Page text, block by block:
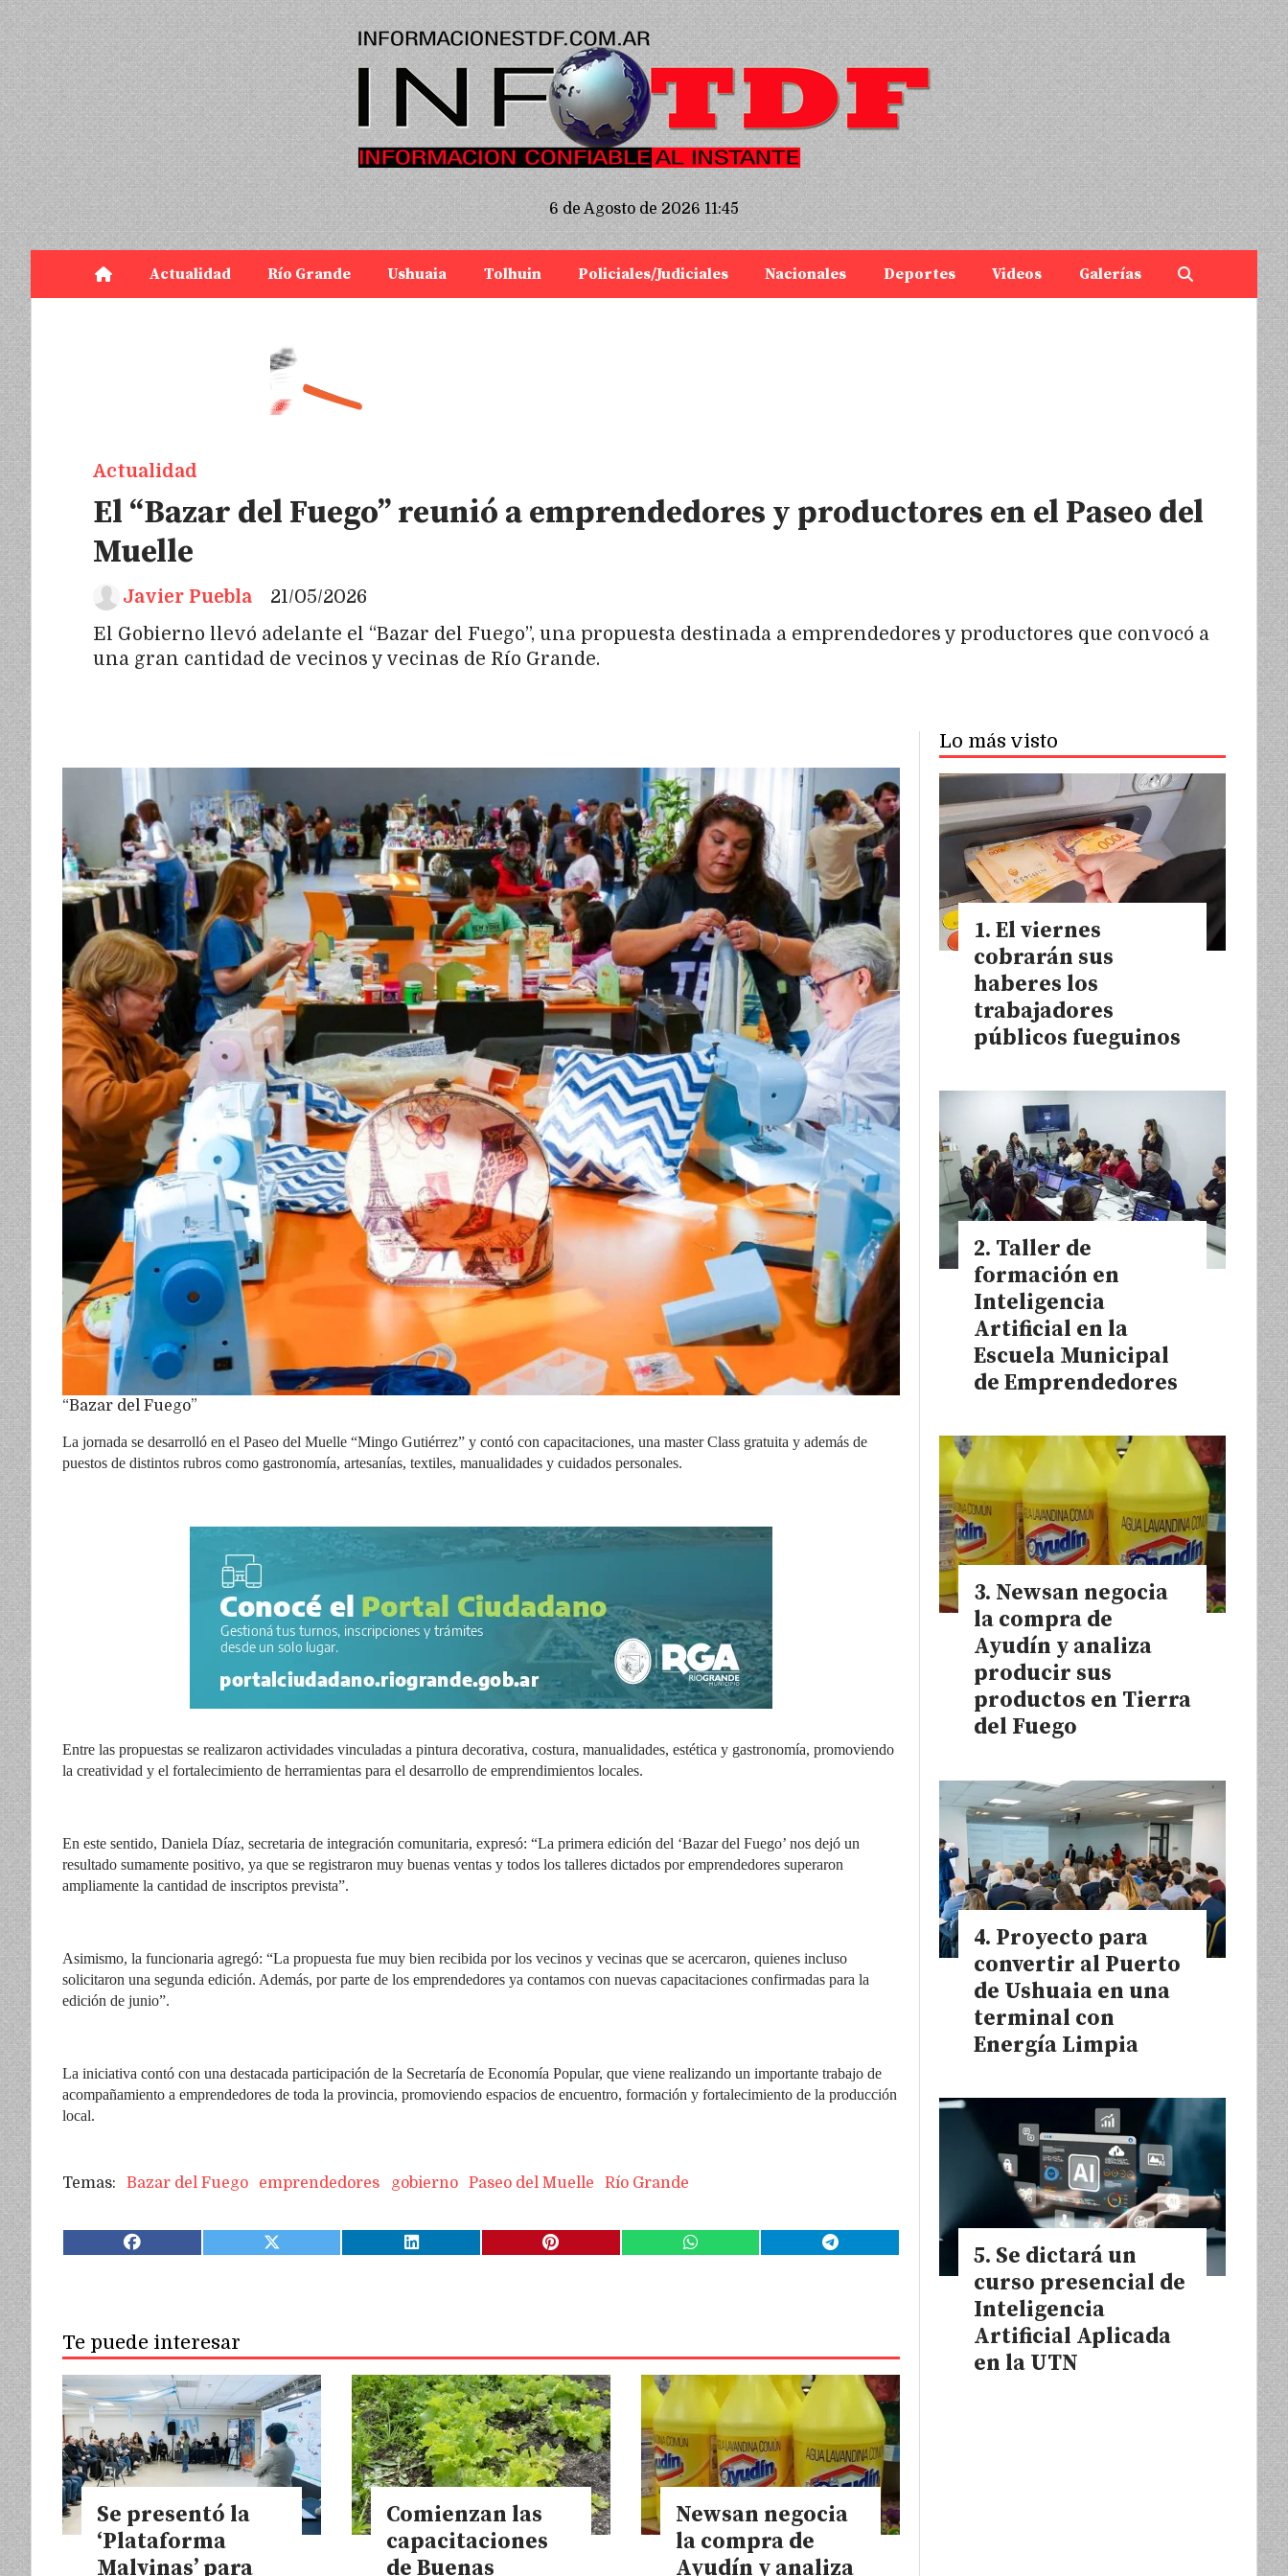
6 de Agosto de 2026 11:45
Actualidad Río Grande Ushuaia Tolhuin Policiales/Judiciales Nacionales Deportes Videos Galerías
El “Bazar del Fuego” reunió a emprendedores y productores en el Paseo del
Muelle
El Gobierno llevó adelante el “Bazar del Fuego”, una propuesta destinada a emprendedores y productores que convocó a
una gran cantidad de vecinos y vecinas de Río Grande.
Actualidad
21/05/2026
Javier Puebla
“Bazar del Fuego”
La jornada se desarrolló en el Paseo del Muelle “Mingo Gutiérrez” y contó con capacitaciones, una master Class gratuita y además de
puestos de distintos rubros como gastronomía, artesanías, textiles, manualidades y cuidados personales.
Entre las propuestas se realizaron actividades vinculadas a pintura decorativa, costura, manualidades, estética y gastronomía, promoviendo
la creatividad y el fortalecimiento de herramientas para el desarrollo de emprendimientos locales.
En este sentido, Daniela Díaz, secretaria de integración comunitaria, expresó: “La primera edición del ‘Bazar del Fuego’ nos dejó un
resultado sumamente positivo, ya que se registraron muy buenas ventas y todos los talleres dictados por emprendedores superaron
ampliamente la cantidad de inscriptos prevista”.
Asimismo, la funcionaria agregó: “La propuesta fue muy bien recibida por los vecinos y vecinas que se acercaron, quienes incluso
solicitaron una segunda edición. Además, por parte de los emprendedores ya contamos con nuevas capacitaciones confirmadas para la
edición de junio”.
La iniciativa contó con una destacada participación de la Secretaría de Economía Popular, que viene realizando un importante trabajo de
acompañamiento a emprendedores de toda la provincia, promoviendo espacios de encuentro, formación y fortalecimiento de la producción
local.
Bazar del Fuego emprendedores gobierno Paseo del Muelle Río Grande
Te puede interesar
Se presentó la
‘Plataforma
Malvinas’ para
Comienzan las
capacitaciones
de Buenas
Newsan negocia
la compra de
Ayudín y analiza
Lo más visto
El viernes
cobrarán sus
haberes los
trabajadores
públicos fueguinos
Taller de
formación en
Inteligencia
Artificial en la
Escuela Municipal
de Emprendedores
Newsan negocia
la compra de
Ayudín y analiza
producir sus
productos en Tierra
del Fuego
Proyecto para
convertir al Puerto
de Ushuaia en una
terminal con
Energía Limpia
Se dictará un
curso presencial de
Inteligencia
Artificial Aplicada
en la UTN